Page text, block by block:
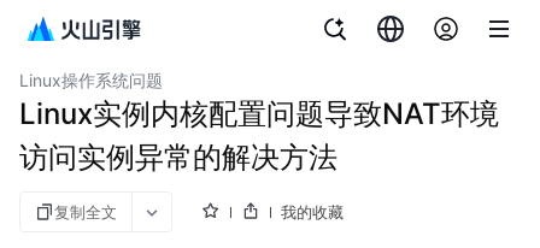
云服务器
Linux操作系统问题
Linux实例内核配置问题导致NAT环境
访问实例异常的解决方法
复制全文 我的收藏